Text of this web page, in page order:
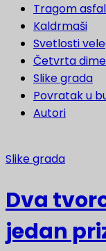
Tragom
Kaldrmaši
Svetlosti
Četvrta
Slike grada
Povratak u
Autori
Slike grada
Dva
jedan